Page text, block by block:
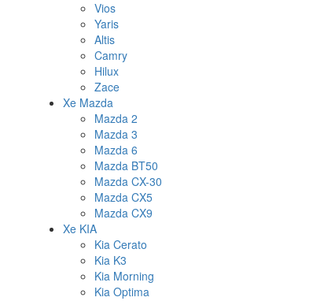
Vios
Yaris
Altis
Camry
Hilux
Zace
Xe Mazda
Mazda 2
Mazda 3
Mazda 6
Mazda BT50
Mazda CX-30
Mazda CX5
Mazda CX9
Xe KIA
Kia Cerato
Kia K3
Kia Morning
Kia Optima